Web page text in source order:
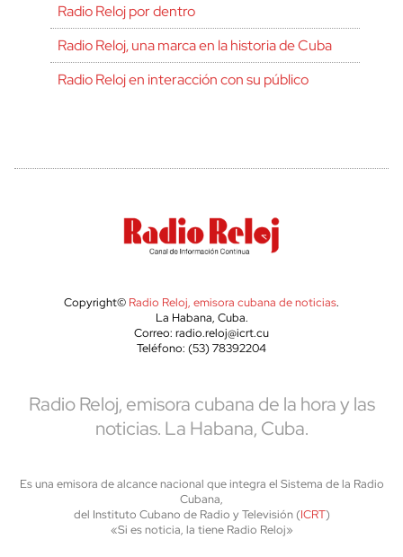
Radio Reloj por dentro
Radio Reloj, una marca en la historia de Cuba
Radio Reloj en interacción con su público
Copyright© Radio Reloj, emisora cubana de noticias.
La Habana, Cuba.
Correo: radio.reloj@icrt.cu
Teléfono: (53) 78392204
Radio Reloj, emisora cubana de la hora y las
noticias. La Habana, Cuba.
Es una emisora de alcance nacional que integra el Sistema de la Radio
Cubana,
del Instituto Cubano de Radio y Televisión (ICRT)
«Si es noticia, la tiene Radio Reloj»